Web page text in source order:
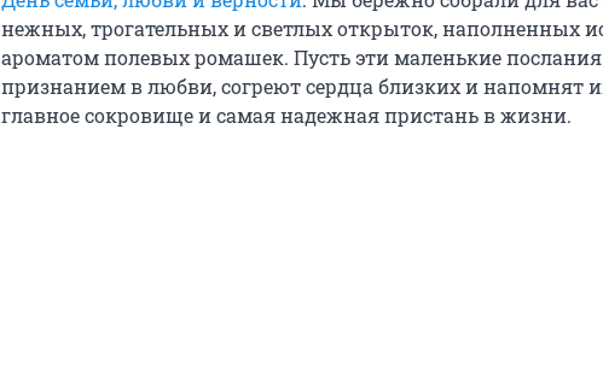
нежных, трогательных и светлых открыток, наполненных
ароматом полевых ромашек. Пусть эти маленькие
признанием в любви, согреют сердца близких и напомнят
главное сокровище и самая надежная пристань в жизни.